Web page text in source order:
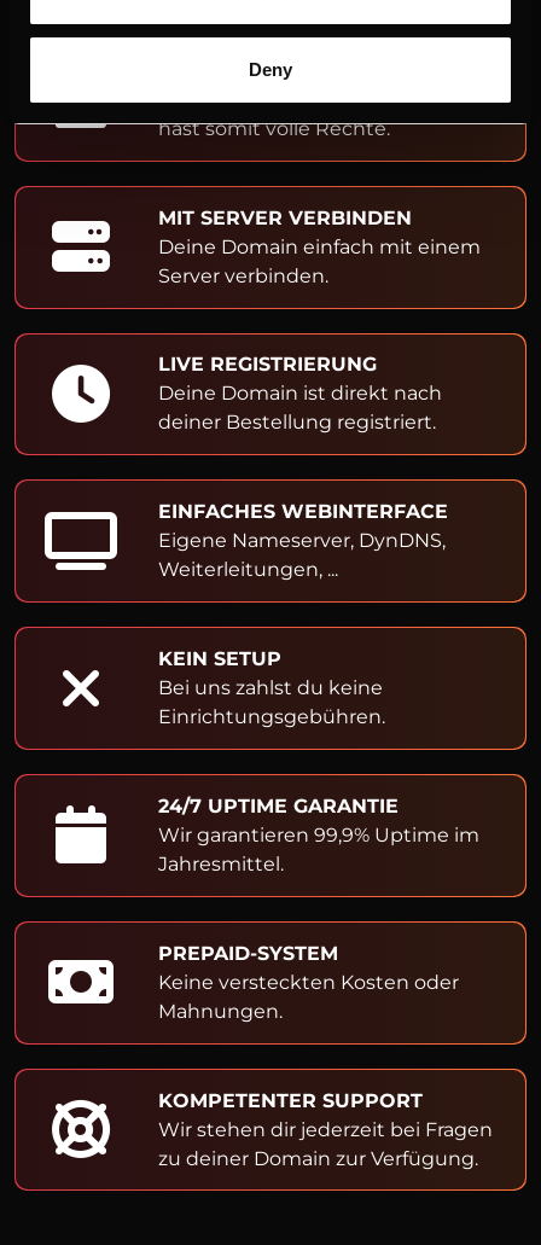
Deny
ADMIN- & OWNER-EINTRAG
Du bist Inhaber der Domain und
hast somit volle Rechte.
MIT SERVER VERBINDEN
Deine Domain einfach mit einem
Server verbinden.
LIVE REGISTRIERUNG
Deine Domain ist direkt nach
deiner Bestellung registriert.
EINFACHES WEBINTERFACE
Eigene Nameserver, DynDNS,
Weiterleitungen, ...
KEIN SETUP
Bei uns zahlst du keine
Einrichtungsgebühren.
24/7 UPTIME GARANTIE
Wir garantieren 99,9% Uptime im
Jahresmittel.
PREPAID-SYSTEM
Keine versteckten Kosten oder
Mahnungen.
KOMPETENTER SUPPORT
Wir stehen dir jederzeit bei Fragen
zu deiner Domain zur Verfügung.